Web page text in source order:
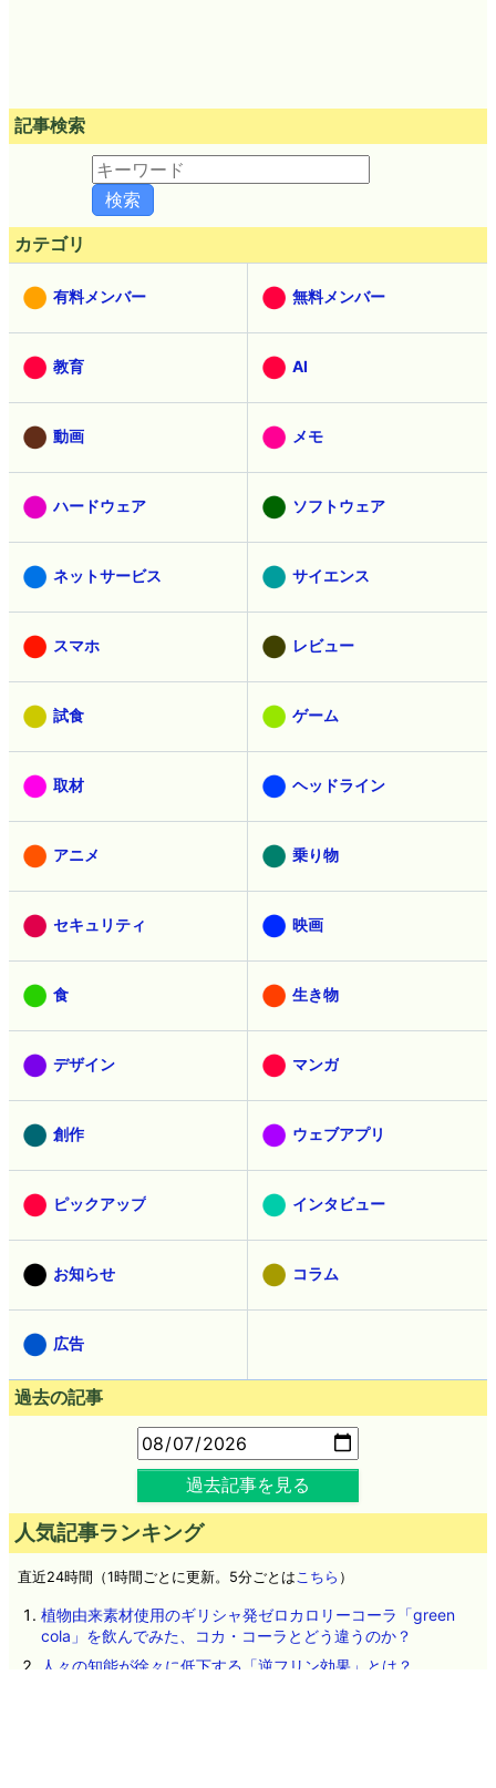
記事検索
カテゴリ
有料メンバー 無料メンバー
教育 AI
動画 メモ
ハードウェア ソフトウェア
ネットサービス サイエンス
スマホ レビュー
試食 ゲーム
取材 ヘッドライン
アニメ 乗り物
セキュリティ 映画
食 生き物
デザイン マンガ
創作 ウェブアプリ
ピックアップ インタビュー
お知らせ コラム
広告
過去の記事
過去記事を見る
人気記事ランキング
直近24時間（1時間ごとに更新。5分ごとは こちら ）
植物由来素材使用のギリシャ発ゼロカロリーコーラ「green
cola」を飲んでみた、コカ・コーラとどう違うのか？
人々の知能が徐々に低下する「逆フリン効果」とは？